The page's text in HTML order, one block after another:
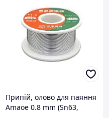
Припій, олово для паяння
Amaoe 0.8 mm (Sn63,